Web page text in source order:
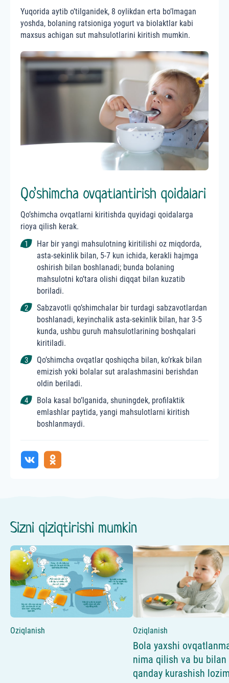
Yuqorida aytib o’tilganidek, 8 oylikdan erta bo’lmagan
yoshda, bolaning ratsioniga yogurt va biolaktlar kabi
maxsus achigan sut mahsulotlarini kiritish mumkin.
Qo’shimcha ovqatlantirish qoidalari
Qo’shimcha ovqatlarni kiritishda quyidagi qoidalarga
rioya qilish kerak.
Har bir yangi mahsulotning kiritilishi oz miqdorda,
asta-sekinlik bilan, 5-7 kun ichida, kerakli hajmga
oshirish bilan boshlanadi; bunda bolaning
mahsulotni ko’tara olishi diqqat bilan kuzatib
boriladi.
Sabzavotli qo’shimchalar bir turdagi sabzavotlardan
boshlanadi, keyinchalik asta-sekinlik bilan, har 3-5
kunda, ushbu guruh mahsulotlarining boshqalari
kiritiladi.
Qo’shimcha ovqatlar qoshiqcha bilan, ko’rkak bilan
emizish yoki bolalar sut aralashmasini berishdan
oldin beriladi.
Bola kasal bo’lganida, shuningdek, profilaktik
emlashlar paytida, yangi mahsulotlarni kiritish
boshlanmaydi.
Sizni qiziqtirishi mumkin
Oziqlanish Oziqlanish
Bola yaxshi
nima qilish va bu bilan
qanday kurashish